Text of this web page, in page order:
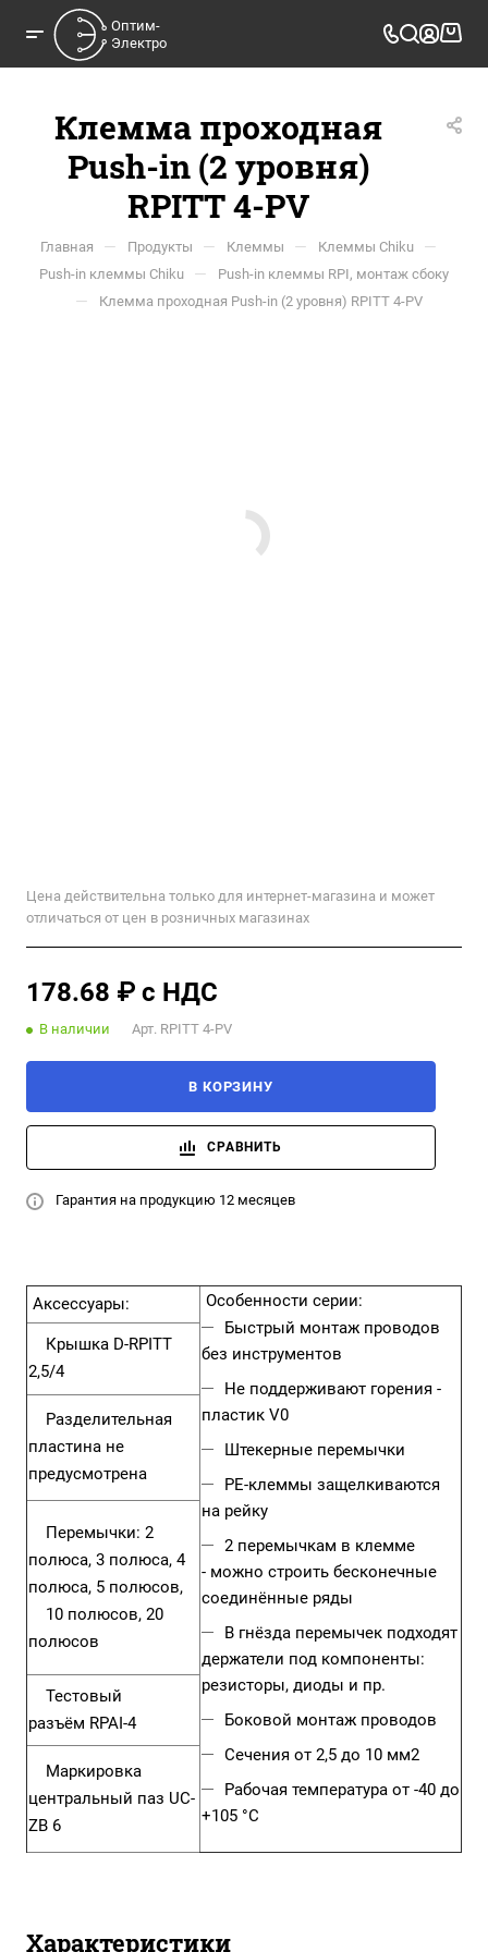
Оптим-
Электро
Клемма проходная
Push-in (2 уровня)
RPITT 4-PV
Главная — Продукты — Клеммы — Клеммы Chiku —
Push-in клеммы Chiku — Push-in клеммы RPI, монтаж сбоку
— Клемма проходная Push-in (2 уровня) RPITT 4-PV
Цена действительна только для интернет-магазина и может
отличаться от цен в розничных магазинах
178.68 ₽ с НДС
В наличии Арт. RPITT 4-PV
В КОРЗИНУ
СРАВНИТЬ
Гарантия на продукцию 12 месяцев
Аксессуары:
Особенности серии:
Быстрый монтаж проводов
без инструментов
Не поддерживают горения -
пластик V0
Штекерные перемычки
PE-клеммы защелкиваются
на рейку
2 перемычкам в клемме
- можно строить бесконечные
соединённые ряды
В гнёзда перемычек подходят
держатели под компоненты:
резисторы, диоды и пр.
Боковой монтаж проводов
Сечения от 2,5 до 10 мм2
Рабочая температура от -40 до
+105 °C
Крышка D-RPITT
2,5/4
Разделительная
пластина не
предусмотрена
Перемычки: 2
полюса, 3 полюса, 4
полюса, 5 полюсов,
10 полюсов, 20
полюсов
Тестовый
разъём RPAI-4
Маркировка
центральный паз UC-
ZB 6
Характеристики